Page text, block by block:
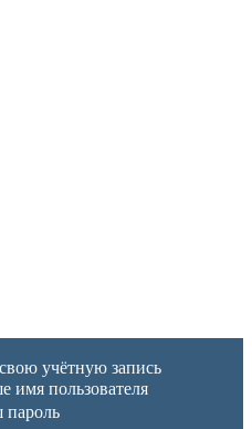
учётную запись
имя пользователя